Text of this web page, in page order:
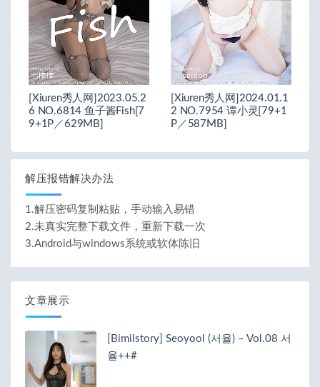
[Xiuren秀人网]2023.05.2
6 NO.6814 鱼子酱Fish[7
9+1P／629MB]
[Xiuren秀人网]2024.01.1
2 NO.7954 谭小灵[79+1
P／587MB]
解压报错解决办法
1.解压密码复制粘贴，手动输入易错
2.未真实完整下载文件，重新下载一次
3.Android与windows系统或软体陈旧
文章展示
[Bimilstory] Seoyool (서율) – Vol.08 서
율++#